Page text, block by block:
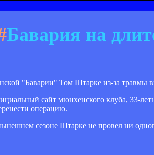
Бавария на
"Баварии" Том Штарке из-за травмы
сайт мюнхенского клуба, 33-
операцию.
сезоне Штарке не провел ни